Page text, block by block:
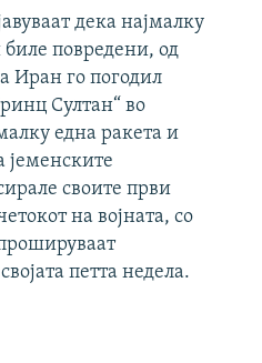
дека најмалку
повредени, од
Иран го погодил
Султан“ во
една ракета и
јеменските
своите први
на војната, со
петта недела.